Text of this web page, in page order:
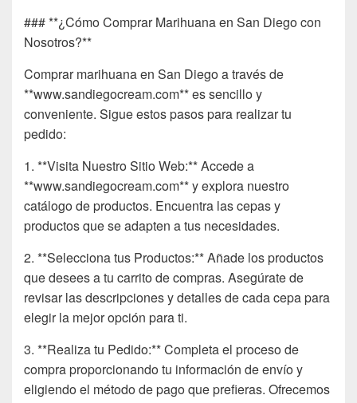
### **¿Cómo Comprar Marihuana en San Diego con
Nosotros?**
Comprar marihuana en San Diego a través de
**www.sandiegocream.com** es sencillo y
conveniente. Sigue estos pasos para realizar tu
pedido:
1. **Visita Nuestro Sitio Web:** Accede a
**www.sandiegocream.com** y explora nuestro
catálogo de productos. Encuentra las cepas y
productos que se adapten a tus necesidades.
2. **Selecciona tus Productos:** Añade los productos
que desees a tu carrito de compras. Asegúrate de
revisar las descripciones y detalles de cada cepa para
elegir la mejor opción para ti.
3. **Realiza tu Pedido:** Completa el proceso de
compra proporcionando tu información de envío y
eligiendo el método de pago que prefieras. Ofrecemos